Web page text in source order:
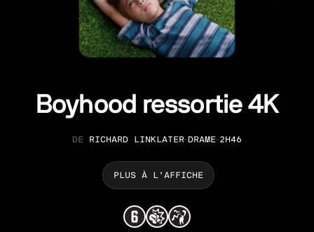
Boyhood ressortie 4K
RÉALISATION
RICHARD LINKLATER GENRE
DRAME DURÉE
2H46
PLUS À L’AFFICHE